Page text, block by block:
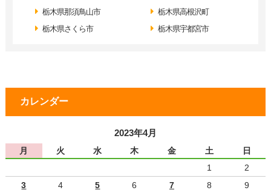
栃木県那須鳥山市
栃木県さくら市
栃木県高根沢町
栃木県宇都宮市
カレンダー
2023年4月
月 火 水 木 金 土
日
1
2
3
4 5 6 7 8
9